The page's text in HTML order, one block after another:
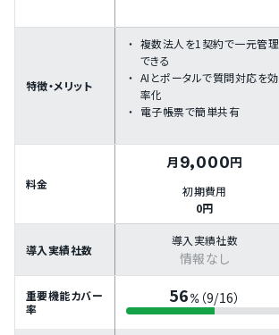
特徴・メリット
複数法人を1契約で一元管理
できる
AIとポータルで質問対応を効
率化
電子帳票で簡単共有
料金
月 9,000円
初期費用
0円
導入実績社数
導入実績社数
情報なし
重要機能カバー
率
56% （9/16）